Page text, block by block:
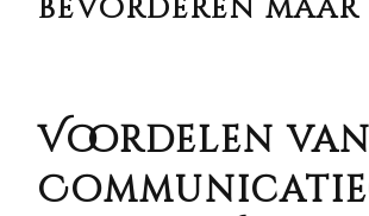
bevorderen maar
Voordelen